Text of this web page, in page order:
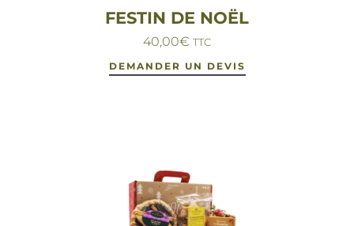
FESTIN DE NOËL
40,00€ TTC
DEMANDER UN DEVIS